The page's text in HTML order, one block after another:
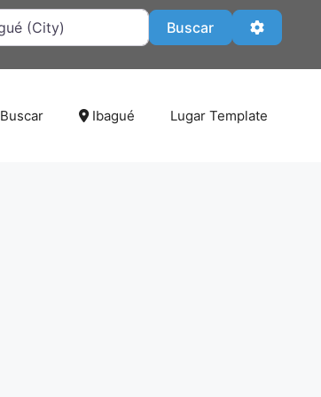
BuscarBuscar
Buscar Ibagué Lugar Template